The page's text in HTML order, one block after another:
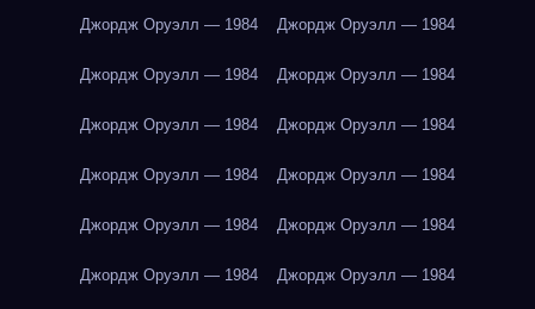
Джордж Оруэлл — 1984 Джордж Оруэлл — 1984
Джордж Оруэлл — 1984 Джордж Оруэлл — 1984
Джордж Оруэлл — 1984 Джордж Оруэлл — 1984
Джордж Оруэлл — 1984 Джордж Оруэлл — 1984
Джордж Оруэлл — 1984 Джордж Оруэлл — 1984
Джордж Оруэлл — 1984 Джордж Оруэлл — 1984